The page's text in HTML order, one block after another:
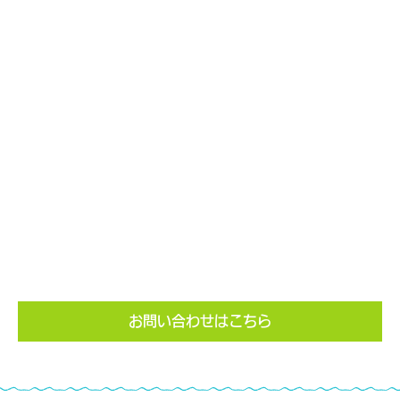
お問い合わせはこちら